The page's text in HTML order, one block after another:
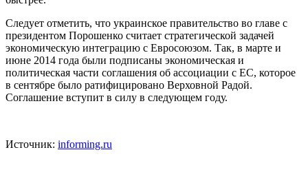
Следует отметить, что украинское правительство во главе с
президентом Порошенко считает стратегической задачей
экономическую интеграцию с Евросоюзом. Так, в марте и
июне 2014 года были подписаны экономическая и
политическая части соглашения об ассоциации с ЕС, которое
в сентябре было ратифицировано Верховной Радой.
Соглашение вступит в силу в следующем году.
Источник: informing.ru